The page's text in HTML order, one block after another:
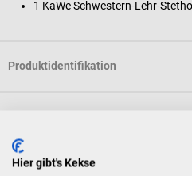
1 KaWe Schwestern-Lehr-
Produktidentifikation
Bewertungen
Hier gibt's Kekse